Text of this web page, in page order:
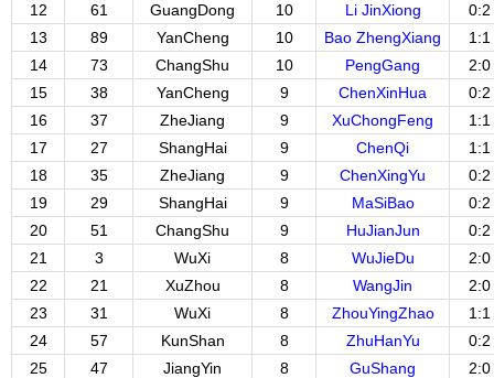
12
61 GuangDong 10 Li JinXiong
0:2
13
89 YanCheng 10 Bao ZhengXiang
1:1
14
73 ChangShu 10 PengGang
2:0
15
38 YanCheng 9 ChenXinHua
0:2
16
37 ZheJiang 9 XuChongFeng
1:1
17
27 ShangHai 9 ChenQi
1:1
18
35 ZheJiang 9 ChenXingYu
0:2
19
29 ShangHai 9 MaSiBao
0:2
20
51 ChangShu 9 HuJianJun
0:2
21
3 WuXi 8 WuJieDu
2:0
22
21 XuZhou 8 WangJin
2:0
23
31 WuXi 8 ZhouYingZhao
1:1
24
57 KunShan 8 ZhuHanYu
0:2
25
47 JiangYin 8 GuShang
2:0